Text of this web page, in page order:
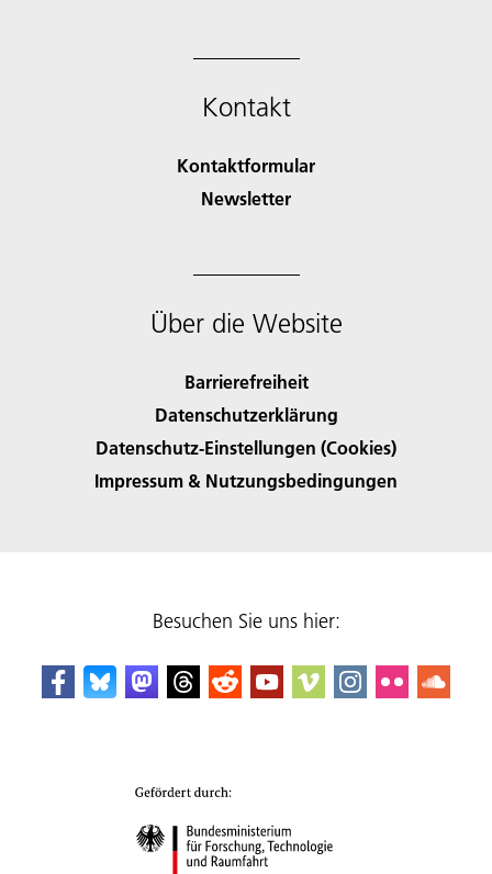
Kontakt
Kontaktformular
Newsletter
Über die Website
Barrierefreiheit
Datenschutzerklärung
Datenschutz-Einstellungen (Cookies)
Impressum & Nutzungsbedingungen
Besuchen Sie uns hier: